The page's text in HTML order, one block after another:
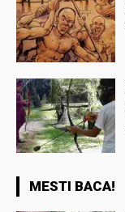
MESTI BACA!